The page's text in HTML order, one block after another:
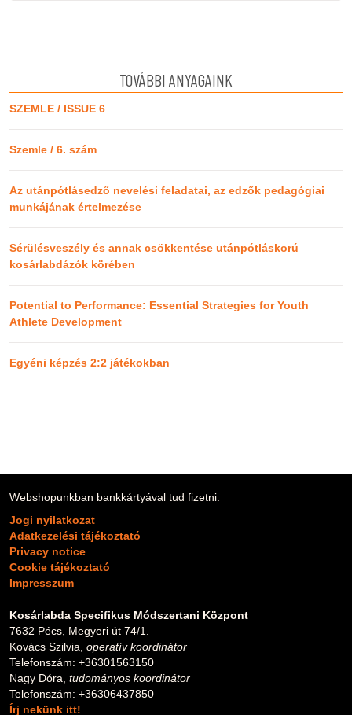
TOVÁBBI ANYAGAINK
SZEMLE / ISSUE 6
Szemle / 6. szám
Az utánpótlásedző nevelési feladatai, az edzők pedagógiai
munkájának értelmezése
Sérülésveszély és annak csökkentése utánpótláskorú
kosárlabdázók körében
Potential to Performance: Essential Strategies for Youth
Athlete Development
Egyéni képzés 2:2 játékokban
Webshopunkban bankkártyával tud fizetni.
Jogi nyilatkozat
Adatkezelési tájékoztató
Privacy notice
Cookie tájékoztató
Impresszum
Kosárlabda Specifikus Módszertani Központ
7632 Pécs, Megyeri út 74/1.
Kovács Szilvia, operatív koordinátor
Telefonszám: +36301563150
Nagy Dóra, tudományos koordinátor
Telefonszám: +36306437850
Írj nekünk itt!